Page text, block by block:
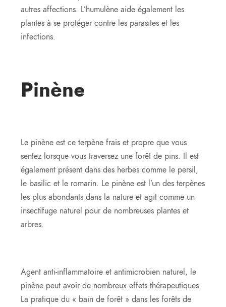
autres affections. L’humulène aide également les
plantes à se protéger contre les parasites et les
infections.
Pinène
Le pinène est ce terpène frais et propre que vous
sentez lorsque vous traversez une forêt de pins. Il est
également présent dans des herbes comme le persil,
le basilic et le romarin. Le pinène est l’un des terpènes
les plus abondants dans la nature et agit comme un
insectifuge naturel pour de nombreuses plantes et
arbres.
Agent anti-inflammatoire et antimicrobien naturel, le
pinène peut avoir de nombreux effets thérapeutiques.
La pratique du « bain de forêt » dans les forêts de